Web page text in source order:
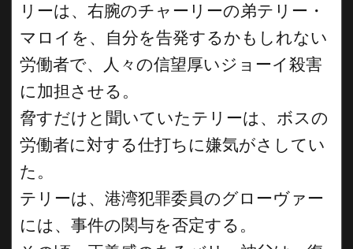
リーは、右腕のチャーリーの弟テリー・
マロイを、自分を告発するかもしれない
労働者で、人々の信望厚いジョーイ殺害
に加担させる。
脅すだけと聞いていたテリーは、ボスの
労働者に対する仕打ちに嫌気がさしてい
た。
テリーは、港湾犯罪委員のグローヴァー
には、事件の関与を否定する。